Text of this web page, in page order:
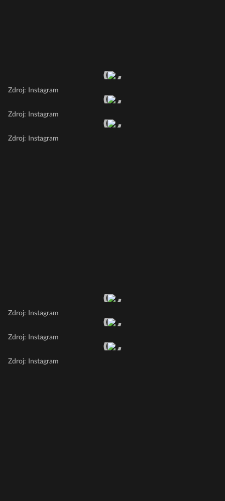
Zdroj: Instagram
Zdroj: Instagram
Zdroj: Instagram
Zdroj: Instagram
Zdroj: Instagram
Zdroj: Instagram